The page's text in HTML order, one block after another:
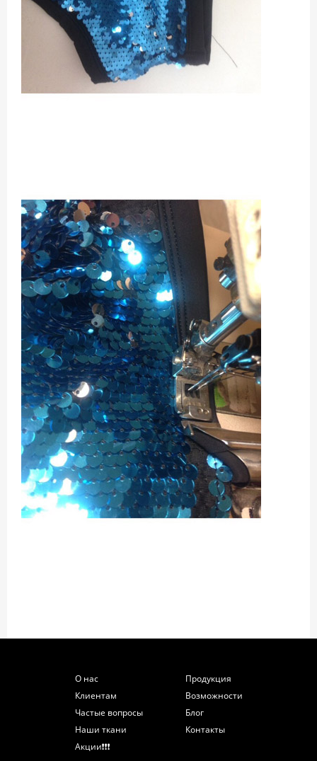
О нас
Клиентам
Частые вопросы
Наши ткани
Акции❗️❗️❗️
Продукция
Возможности
Блог
Контакты